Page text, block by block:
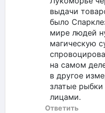
выдачи
было
мире людей
магическую
на самом
в другое
златые
лицами.
Ответить